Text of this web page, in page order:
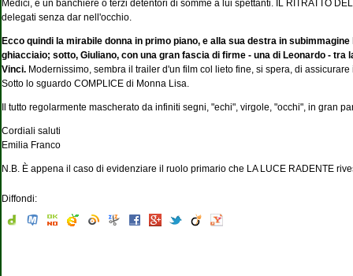
Medici, e un banchiere o terzi detentori di somme a lui spettanti. IL RITRATTO
delegati senza dar nell'occhio.
Ecco quindi la mirabile donna in primo piano, e alla sua destra in
ghiacciaio; sotto, Giuliano, con una gran fascia di firme - una di Leonardo -
Vinci. Modernissimo, sembra il trailer d'un film col lieto fine, si spera, di
Sotto lo sguardo COMPLICE di Monna Lisa.
Il tutto regolarmente mascherato da infiniti segni, "echi", virgole, "occhi", in gran
Cordiali saluti
Emilia Franco
N.B. È appena il caso di evidenziare il ruolo primario che LA LUCE RADENTE
Diffondi: